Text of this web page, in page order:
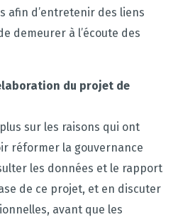
afin d’entretenir des liens
demeurer à l’écoute des
du projet de
sur les raisons qui ont
réformer la gouvernance
les données et le rapport
de ce projet, et en discuter
avant que les